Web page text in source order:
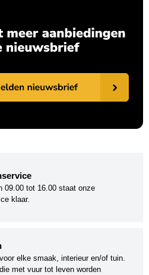
09.00 tot 16.00 staat onze
klaar.
elke smaak, interieur en/of tuin.
met vuur tot leven worden